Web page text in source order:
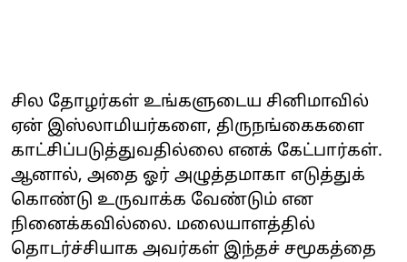
சில தோழர்கள் உங்களுடைய சினிமாவில்
ஏன் இஸ்லாமியர்களை, திருநங்கைகளை
காட்சிப்படுத்துவதில்லை எனக் கேட்பார்கள்.
ஆனால், அதை ஓர் அழுத்தமாகா எடுத்துக்
கொண்டு உருவாக்க வேண்டும் என
நினைக்கவில்லை. மலையாளத்தில்
தொடர்ச்சியாக அவர்கள் இந்தச் சமூகத்தை